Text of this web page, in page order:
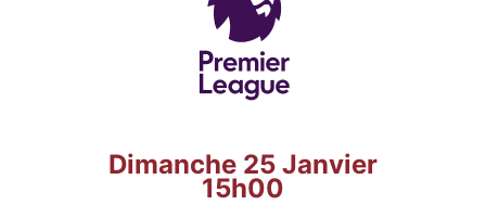
Dimanche 25 Janvier
15h00